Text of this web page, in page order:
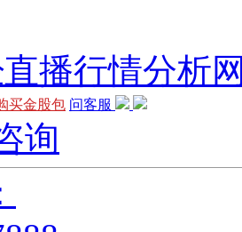
买金股包 问客服
询